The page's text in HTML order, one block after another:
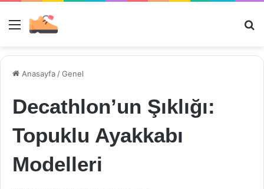
Menü
Anasayfa /Genel
Decathlon’un Şıklığı:
Topuklu Ayakkabı
Modelleri